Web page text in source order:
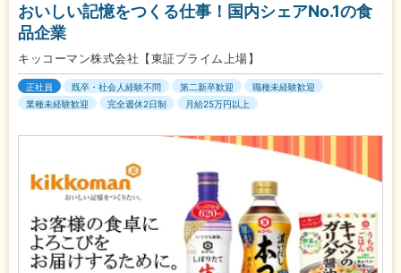
おいしい記憶をつくる仕事！国内シェアNo.1の食
品企業
キッコーマン株式会社【東証プライム上場】
正社員 既卒・社会人経験不問 第二新卒歓迎
職種未経験歓迎
業種未経験歓迎
完全週休2日制 月給25万円以上